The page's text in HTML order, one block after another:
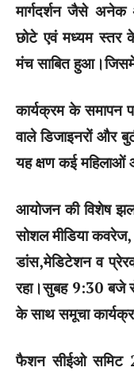
मार्गदर्शन जैसे अनेक
छोटे एवं मध्यम स्तर
मंच साबित हुआ।जिसमे
कार्यक्रम के समापन
वाले डिजाइनरों और
यह क्षण कई महिलाओं
आयोजन की विशेष
सोशल मीडिया कवरेज,
डांस,मेडिटेशन व
रहा।सुबह 9:30 बजे
के साथ समूचा
फैशन सीईओ समिट